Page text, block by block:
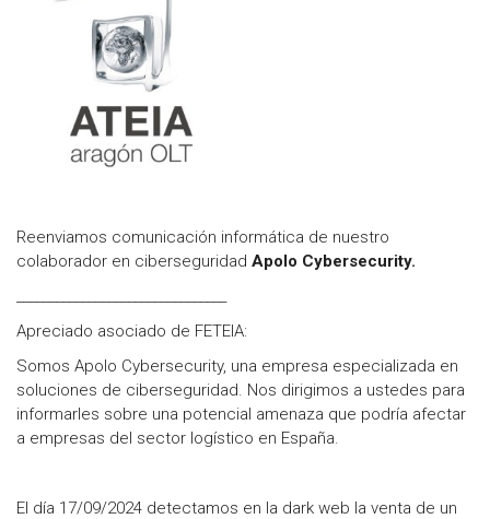
Reenviamos comunicación informática de nuestro
colaborador en ciberseguridad Apolo Cybersecurity.
Apreciado asociado de FETEIA:
Somos Apolo Cybersecurity, una empresa especializada en
soluciones de ciberseguridad. Nos dirigimos a ustedes para
informarles sobre una potencial amenaza que podría afectar
a empresas del sector logístico en España.
El día 17/09/2024 detectamos en la dark web la venta de un